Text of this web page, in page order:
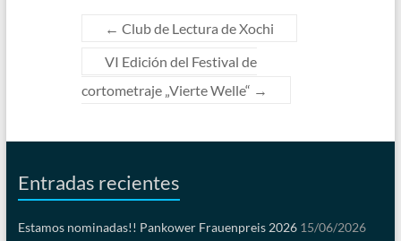
← Club de Lectura de Xochi
VI Edición del Festival de
cortometraje „Vierte Welle“ →
Entradas recientes
Estamos nominadas!! Pankower Frauenpreis 2026 15/06/2026